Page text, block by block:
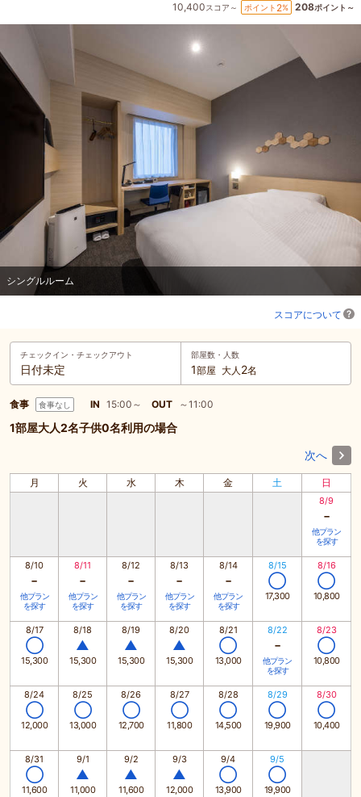
10,400スコア～ ポイント 2% 208ポイント～
シングルルーム
スコアについて
チェックイン・ チェックアウト
日付未定
部屋数・人数
1部屋 大人 2名
食事 食事なし IN 15:00～ OUT ～11:00
1部屋大人2名子供0名利用の場合
次へ
月 火 水 木 金 土 日
8/9
-
他プラン
を探す
8/10
-
他プラン
を探す
8/11
-
他プラン
を探す
8/12
-
他プラン
を探す
8/13
-
他プラン
を探す
8/14
-
他プラン
を探す
8/15
◯
17,300
8/16
◯
10,800
8/17
◯
15,300
8/18
▲
15,300
8/19
▲
15,300
8/20
▲
15,300
8/21
◯
13,000
8/22
-
他プラン
を探す
8/23
◯
10,800
8/24
◯
12,000
8/25
◯
13,000
8/26
◯
12,700
8/27
◯
11,800
8/28
◯
14,500
8/29
◯
19,900
8/30
◯
10,400
8/31
◯
11,600
9/1
▲
11,000
9/2
▲
11,600
9/3
▲
12,000
9/4
◯
13,900
9/5
◯
19,900